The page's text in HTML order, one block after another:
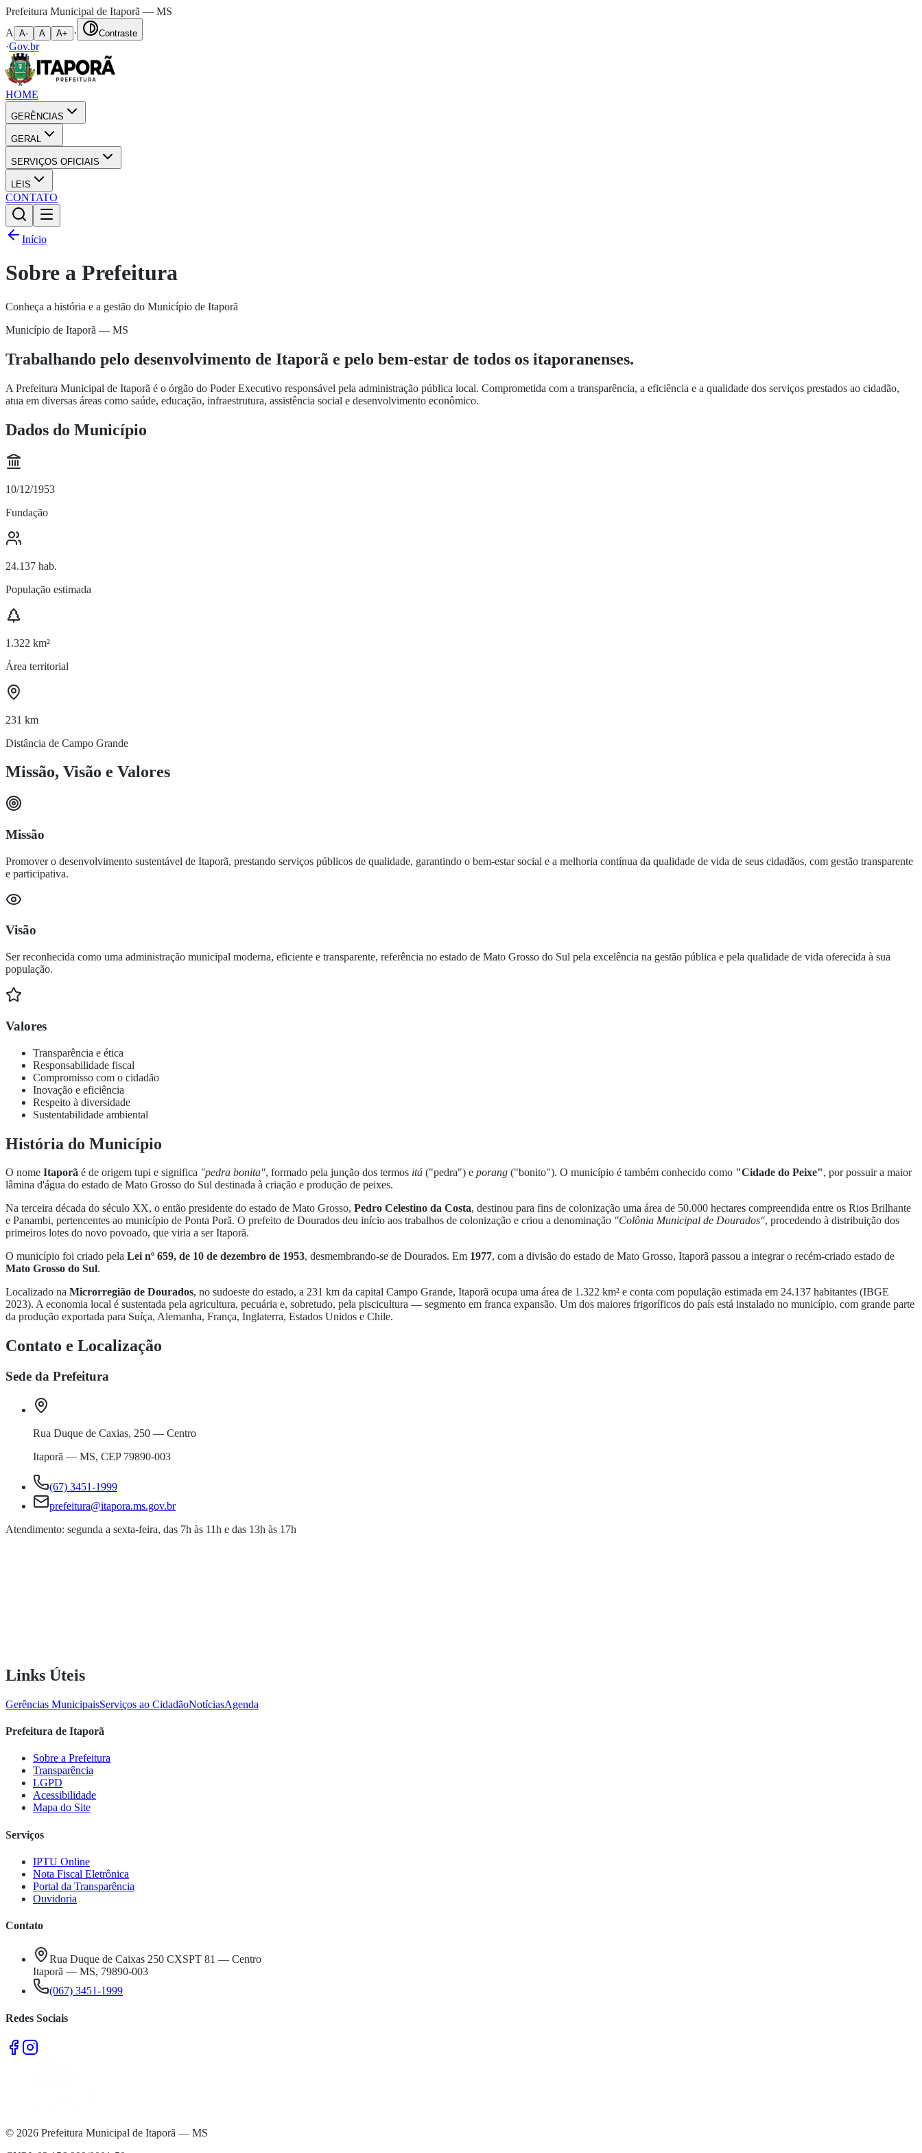
Prefeitura Municipal de Itaporã — MS
A
A- A A+ · Contraste
·Gov.br
HOME
GERÊNCIAS
GERAL
SERVIÇOS OFICIAIS
LEIS
CONTATO
Início
Sobre a Prefeitura
Conheça a história e a gestão do Município de Itaporã
Município de Itaporã — MS
Trabalhando pelo desenvolvimento de Itaporã e pelo bem-estar de todos os itaporanenses.
A Prefeitura Municipal de Itaporã é o órgão do Poder Executivo responsável pela administração pública local. Comprometida com a transparência, a eficiência e a qualidade dos serviços prestados ao cidadão,
atua em diversas áreas como saúde, educação, infraestrutura, assistência social e desenvolvimento econômico.
Dados do Município
10/12/1953
Fundação
24.137 hab.
População estimada
1.322 km²
Área territorial
231 km
Distância de Campo Grande
Missão, Visão e Valores
Missão
Promover o desenvolvimento sustentável de Itaporã, prestando serviços públicos de qualidade, garantindo o bem-estar social e a melhoria contínua da qualidade de vida de seus cidadãos, com gestão transparente
e participativa.
Visão
Ser reconhecida como uma administração municipal moderna, eficiente e transparente, referência no estado de Mato Grosso do Sul pela excelência na gestão pública e pela qualidade de vida oferecida à sua
população.
Valores
Transparência e ética
Responsabilidade fiscal
Compromisso com o cidadão
Inovação e eficiência
Respeito à diversidade
Sustentabilidade ambiental
História do Município
O nome Itaporã é de origem tupi e significa "pedra bonita", formado pela junção dos termos itá ("pedra") e porang ("bonito"). O município é também conhecido como "Cidade do Peixe", por possuir a maior
lâmina d'água do estado de Mato Grosso do Sul destinada à criação e produção de peixes.
Na terceira década do século XX, o então presidente do estado de Mato Grosso, Pedro Celestino da Costa, destinou para fins de colonização uma área de 50.000 hectares compreendida entre os Rios Brilhante
e Panambi, pertencentes ao município de Ponta Porã. O prefeito de Dourados deu início aos trabalhos de colonização e criou a denominação "Colônia Municipal de Dourados", procedendo à distribuição dos
primeiros lotes do novo povoado, que viria a ser Itaporã.
O município foi criado pela Lei nº 659, de 10 de dezembro de 1953, desmembrando-se de Dourados. Em 1977, com a divisão do estado de Mato Grosso, Itaporã passou a integrar o recém-criado estado de
Mato Grosso do Sul.
Localizado na Microrregião de Dourados, no sudoeste do estado, a 231 km da capital Campo Grande, Itaporã ocupa uma área de 1.322 km² e conta com população estimada em 24.137 habitantes (IBGE
2023). A economia local é sustentada pela agricultura, pecuária e, sobretudo, pela piscicultura — segmento em franca expansão. Um dos maiores frigoríficos do país está instalado no município, com grande parte
da produção exportada para Suíça, Alemanha, França, Inglaterra, Estados Unidos e Chile.
Contato e Localização
Sede da Prefeitura
Rua Duque de Caxias, 250 — Centro
Itaporã — MS, CEP 79890-003
(67) 3451-1999
prefeitura@itapora.ms.gov.br
Atendimento: segunda a sexta-feira, das 7h às 11h e das 13h às 17h
Links Úteis
Gerências MunicipaisServiços ao CidadãoNotíciasAgenda
Prefeitura de Itaporã
Sobre a Prefeitura
Transparência
LGPD
Acessibilidade
Mapa do Site
Serviços
IPTU Online
Nota Fiscal Eletrônica
Portal da Transparência
Ouvidoria
Contato
Rua Duque de Caixas 250 CXSPT 81 — Centro
Itaporã — MS, 79890-003
(067) 3451-1999
Redes Sociais
© 2026 Prefeitura Municipal de Itaporã — MS